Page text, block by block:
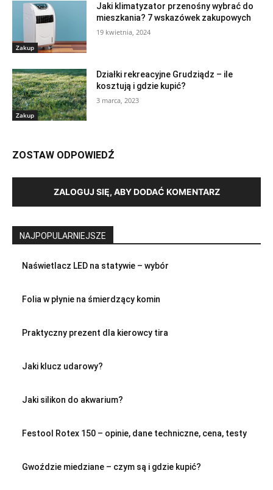
Zakup
Jaki klimatyzator przenośny wybrać do
mieszkania? 7 wskazówek zakupowych
19 kwietnia, 2024
Zakup
Działki rekreacyjne Grudziądz – ile
kosztują i gdzie kupić?
3 marca, 2023
ZOSTAW ODPOWIEDŹ
ZALOGUJ SIĘ, ABY DODAĆ KOMENTARZ
NAJPOPULARNIEJSZE
Naświetlacz LED na statywie – wybór
Folia w płynie na śmierdzący komin
Praktyczny prezent dla kierowcy tira
Jaki klucz udarowy?
Jaki silikon do akwarium?
Festool Rotex 150 – opinie, dane techniczne, cena, testy
Gwoździe miedziane – czym są i gdzie kupić?